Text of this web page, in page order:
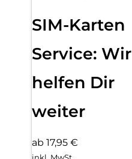
SIM-Karten
Service: Wir
helfen Dir
weiter
ab 17,95 €
inkl. MwSt.